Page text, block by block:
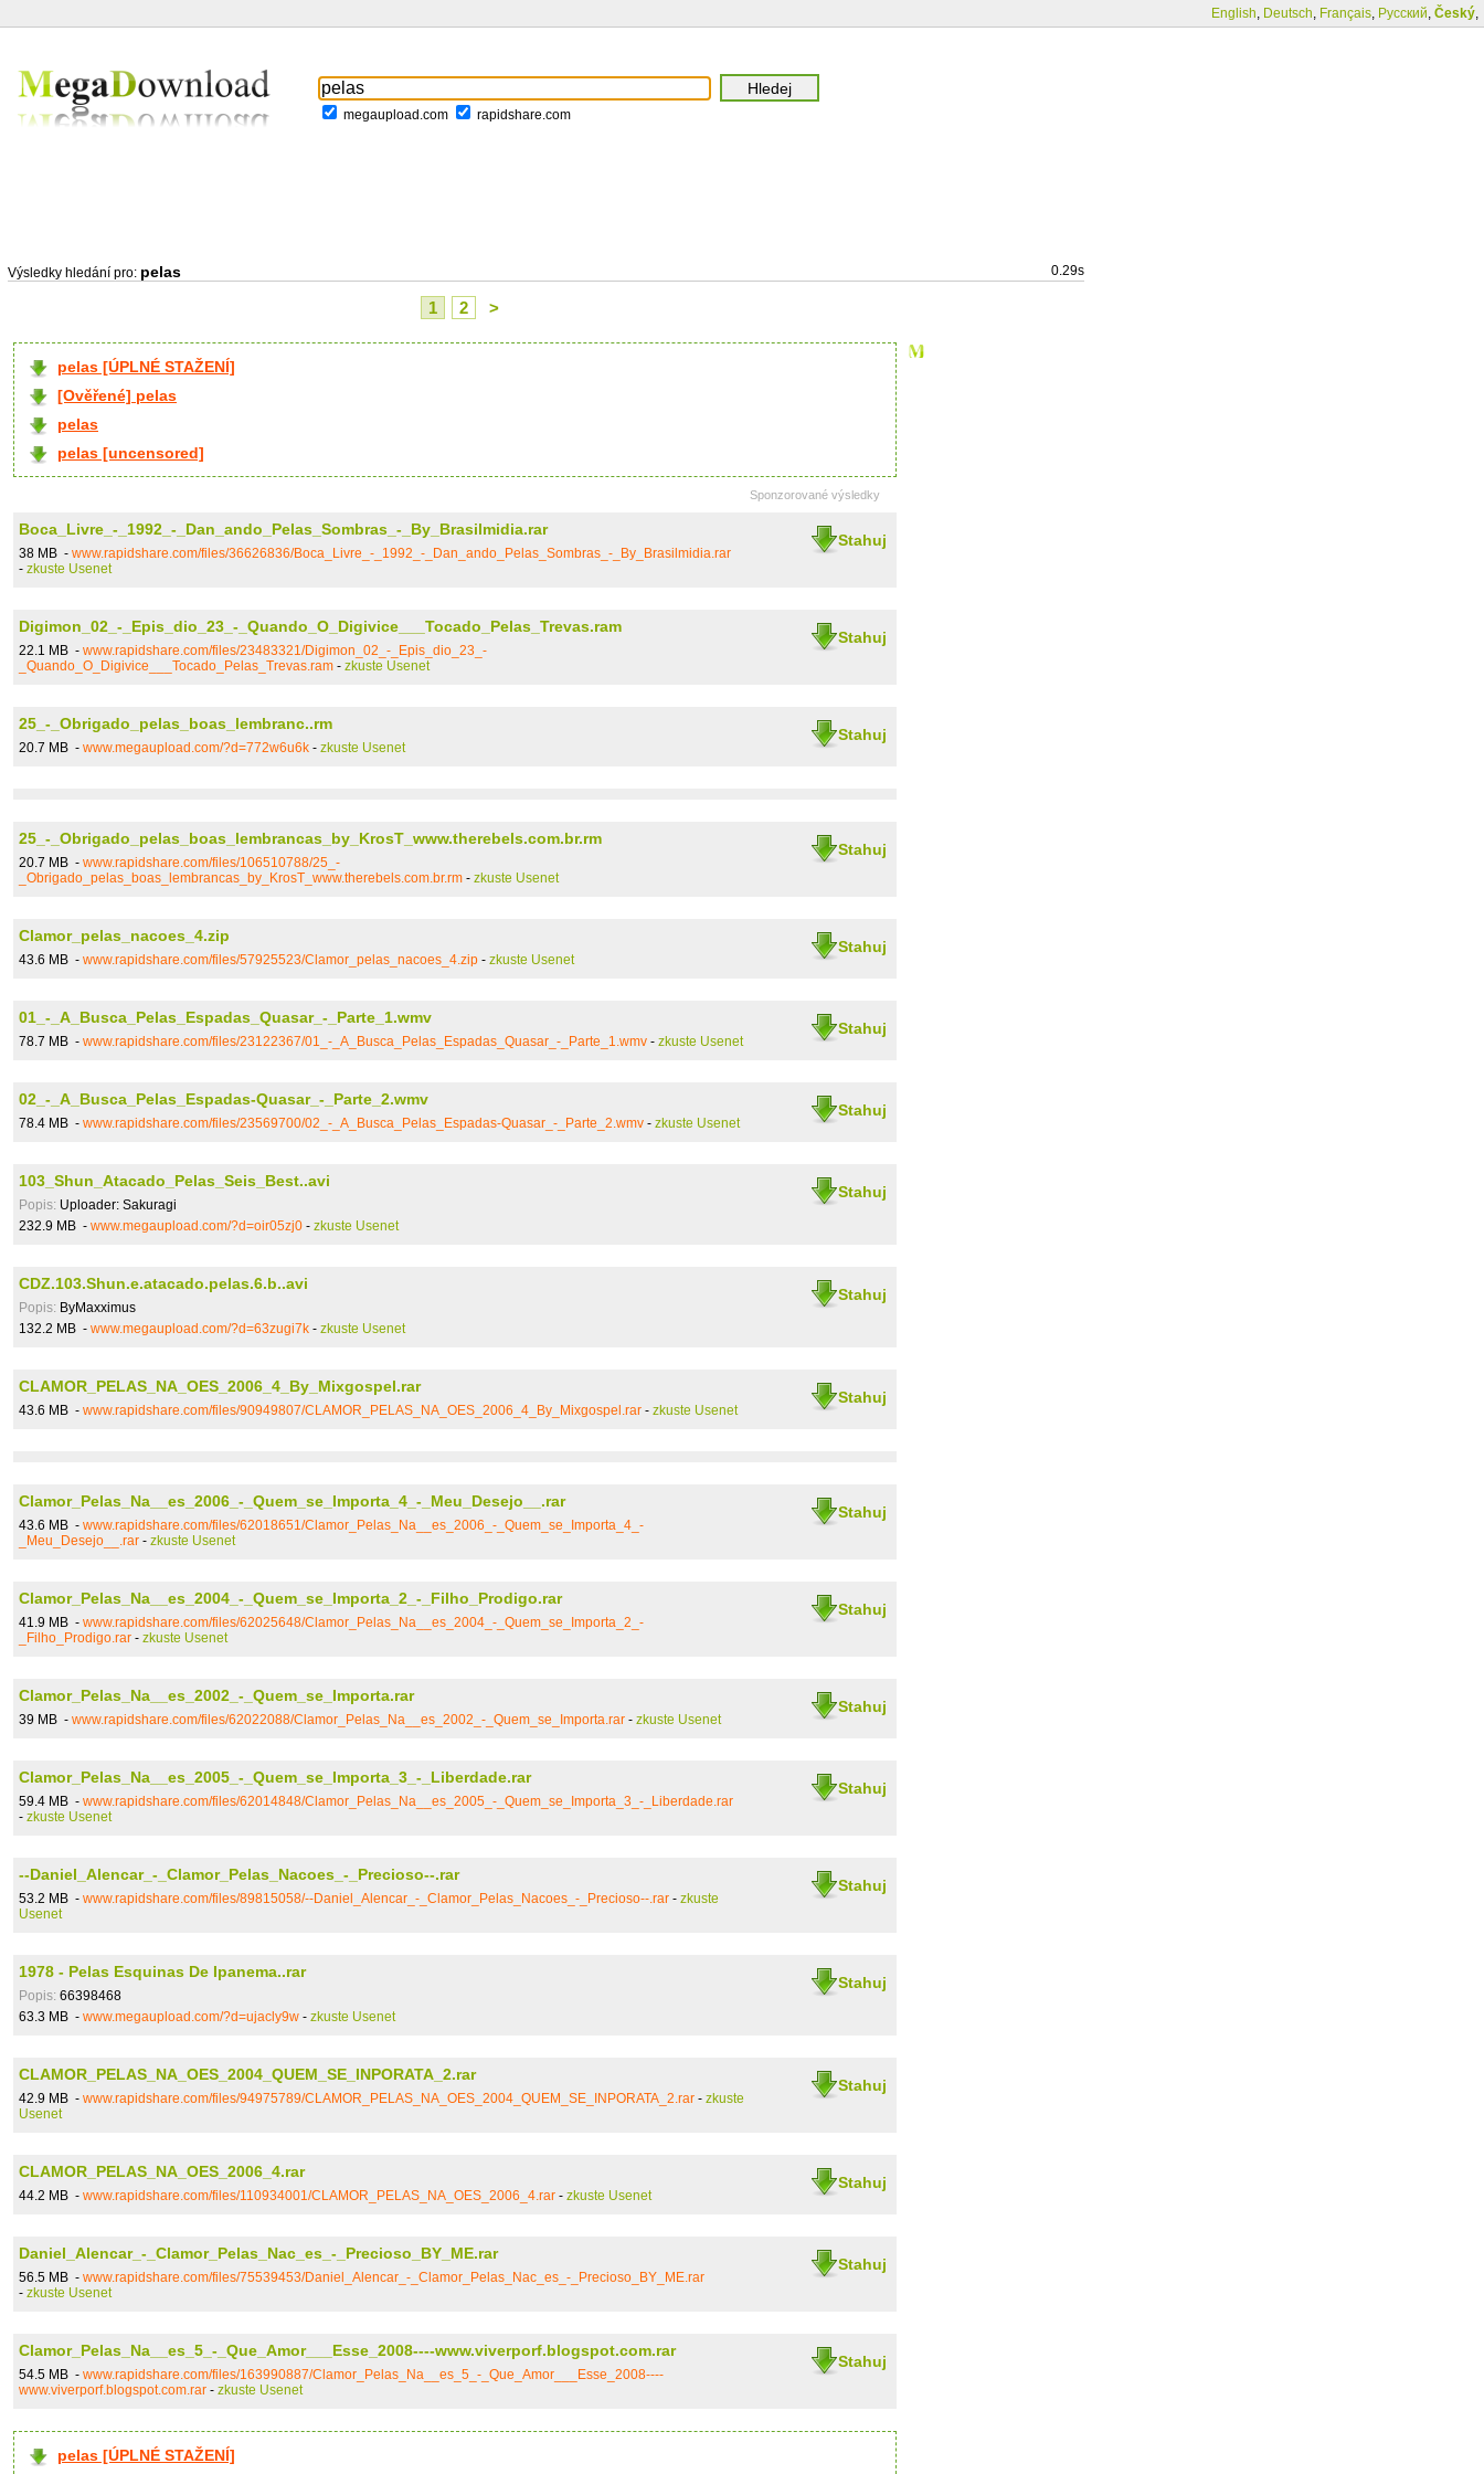
English, Deutsch, Français, Русский, Český,
megaupload.com rapidshare.com
Výsledky hledání pro: pelas 0.29s
1 2 >
pelas [ÚPLNÉ STAŽENÍ]
[Ověřené] pelas
pelas
pelas [uncensored]
Sponzorované výsledky
Stahuj
Boca_Livre_-_1992_-_Dan_ando_Pelas_Sombras_-_By_Brasilmidia.rar
38 MB - www.rapidshare.com/files/36626836/Boca_Livre_-_1992_-_Dan_ando_Pelas_Sombras_-_By_Brasilmidia.rar
- zkuste Usenet
Stahuj
Digimon_02_-_Epis_dio_23_-_Quando_O_Digivice___Tocado_Pelas_Trevas.ram
22.1 MB - www.rapidshare.com/files/23483321/Digimon_02_-_Epis_dio_23_-
_Quando_O_Digivice___Tocado_Pelas_Trevas.ram - zkuste Usenet
Stahuj
25_-_Obrigado_pelas_boas_lembranc..rm
20.7 MB - www.megaupload.com/?d=772w6u6k - zkuste Usenet
Stahuj
25_-_Obrigado_pelas_boas_lembrancas_by_KrosT_www.therebels.com.br.rm
20.7 MB - www.rapidshare.com/files/106510788/25_-
_Obrigado_pelas_boas_lembrancas_by_KrosT_www.therebels.com.br.rm - zkuste Usenet
Stahuj
Clamor_pelas_nacoes_4.zip
43.6 MB - www.rapidshare.com/files/57925523/Clamor_pelas_nacoes_4.zip - zkuste Usenet
Stahuj
01_-_A_Busca_Pelas_Espadas_Quasar_-_Parte_1.wmv
78.7 MB - www.rapidshare.com/files/23122367/01_-_A_Busca_Pelas_Espadas_Quasar_-_Parte_1.wmv - zkuste Usenet
Stahuj
02_-_A_Busca_Pelas_Espadas-Quasar_-_Parte_2.wmv
78.4 MB - www.rapidshare.com/files/23569700/02_-_A_Busca_Pelas_Espadas-Quasar_-_Parte_2.wmv - zkuste Usenet
Stahuj
103_Shun_Atacado_Pelas_Seis_Best..avi
Popis: Uploader: Sakuragi
232.9 MB - www.megaupload.com/?d=oir05zj0 - zkuste Usenet
Stahuj
CDZ.103.Shun.e.atacado.pelas.6.b..avi
Popis: ByMaxximus
132.2 MB - www.megaupload.com/?d=63zugi7k - zkuste Usenet
Stahuj
CLAMOR_PELAS_NA_OES_2006_4_By_Mixgospel.rar
43.6 MB - www.rapidshare.com/files/90949807/CLAMOR_PELAS_NA_OES_2006_4_By_Mixgospel.rar - zkuste Usenet
Stahuj
Clamor_Pelas_Na__es_2006_-_Quem_se_Importa_4_-_Meu_Desejo__.rar
43.6 MB - www.rapidshare.com/files/62018651/Clamor_Pelas_Na__es_2006_-_Quem_se_Importa_4_-
_Meu_Desejo__.rar - zkuste Usenet
Stahuj
Clamor_Pelas_Na__es_2004_-_Quem_se_Importa_2_-_Filho_Prodigo.rar
41.9 MB - www.rapidshare.com/files/62025648/Clamor_Pelas_Na__es_2004_-_Quem_se_Importa_2_-
_Filho_Prodigo.rar - zkuste Usenet
Stahuj
Clamor_Pelas_Na__es_2002_-_Quem_se_Importa.rar
39 MB - www.rapidshare.com/files/62022088/Clamor_Pelas_Na__es_2002_-_Quem_se_Importa.rar - zkuste Usenet
Stahuj
Clamor_Pelas_Na__es_2005_-_Quem_se_Importa_3_-_Liberdade.rar
59.4 MB - www.rapidshare.com/files/62014848/Clamor_Pelas_Na__es_2005_-_Quem_se_Importa_3_-_Liberdade.rar
- zkuste Usenet
Stahuj
--Daniel_Alencar_-_Clamor_Pelas_Nacoes_-_Precioso--.rar
53.2 MB - www.rapidshare.com/files/89815058/--Daniel_Alencar_-_Clamor_Pelas_Nacoes_-_Precioso--.rar - zkuste
Usenet
Stahuj
1978 - Pelas Esquinas De Ipanema..rar
Popis: 66398468
63.3 MB - www.megaupload.com/?d=ujacly9w - zkuste Usenet
Stahuj
CLAMOR_PELAS_NA_OES_2004_QUEM_SE_INPORATA_2.rar
42.9 MB - www.rapidshare.com/files/94975789/CLAMOR_PELAS_NA_OES_2004_QUEM_SE_INPORATA_2.rar - zkuste
Usenet
Stahuj
CLAMOR_PELAS_NA_OES_2006_4.rar
44.2 MB - www.rapidshare.com/files/110934001/CLAMOR_PELAS_NA_OES_2006_4.rar - zkuste Usenet
Stahuj
Daniel_Alencar_-_Clamor_Pelas_Nac_es_-_Precioso_BY_ME.rar
56.5 MB - www.rapidshare.com/files/75539453/Daniel_Alencar_-_Clamor_Pelas_Nac_es_-_Precioso_BY_ME.rar
- zkuste Usenet
Stahuj
Clamor_Pelas_Na__es_5_-_Que_Amor___Esse_2008----www.viverporf.blogspot.com.rar
54.5 MB - www.rapidshare.com/files/163990887/Clamor_Pelas_Na__es_5_-_Que_Amor___Esse_2008----
www.viverporf.blogspot.com.rar - zkuste Usenet
pelas [ÚPLNÉ STAŽENÍ]